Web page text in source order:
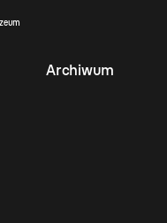
Archiwum